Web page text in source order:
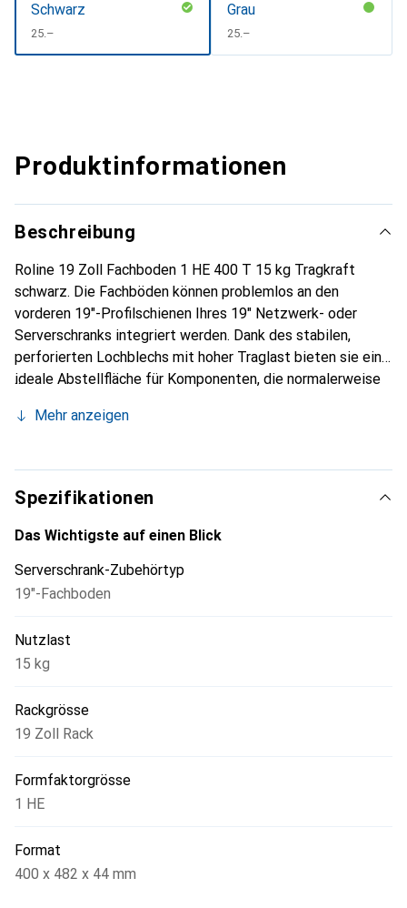
Schwarz
CHF
25.–
Grau
CHF
25.–
Produktinformationen
Beschreibung
Roline 19 Zoll Fachboden 1 HE 400 T 15 kg Tragkraft
schwarz. Die Fachböden können problemlos an den
vorderen 19"-Profilschienen Ihres 19" Netzwerk- oder
Serverschranks integriert werden. Dank des stabilen,
perforierten Lochblechs mit hoher Traglast bieten sie eine
ideale Abstellfläche für Komponenten, die normalerweise
Mehr anzeigen
Spezifikationen
Das Wichtigste auf einen Blick
Serverschrank-Zubehörtyp
19"-Fachboden
Nutzlast
15 kg
Rackgrösse
19 Zoll Rack
Formfaktorgrösse
1 HE
Format
400 x 482 x 44 mm